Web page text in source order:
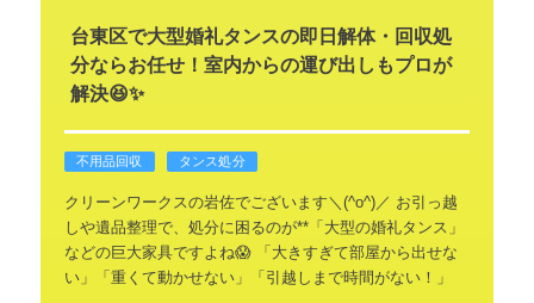
台東区で大型婚礼タンスの即日解体・回収処
分ならお任せ！室内からの運び出しもプロが
解決😆✨
不用品回収 タンス処分
クリーンワークスの岩佐でございます＼(^o^)／ お引っ越
しや遺品整理で、処分に困るのが**「大型の婚礼タンス」
などの巨大家具ですよね😱
「大きすぎて部屋から出せな
い」「重くて動かせない」「引越しまで時間がない！」